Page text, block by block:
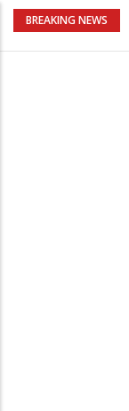
BREAKING NEWS